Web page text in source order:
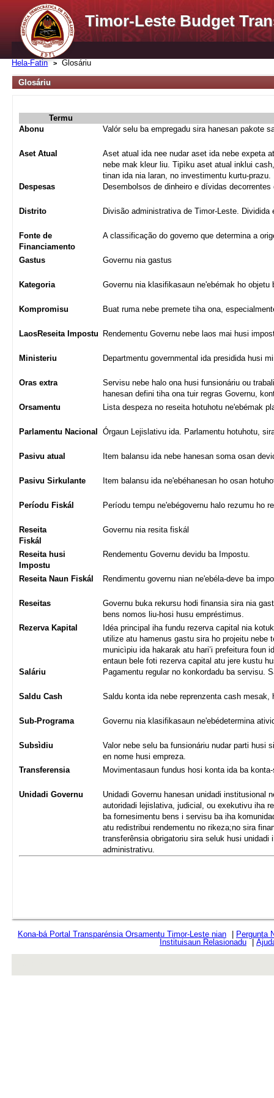
Timor-Leste Budget
Hela-Fatin Glosáriu
Glosáriu
Termu
Abonu
Valór selu ba empregadu sira hanesan pakote
Aset Atual
Aset atual ida nee nudar aset ida nebe expeta
nebe mak kleur liu. Tipìku aset atual inklui
tinan ida nia laran, no investimentu kurtu-prazu.
Despesas
Desembolsos de dinheiro e dívidas
Distrito Divisão administrativa de Timor-Leste.
Fonte de
Financiamento
A classificação do governo que determina a
Gastus Governu nia gastus
Kategoria Governu nia klasifikasaun ne'ebémak ho
Kompromisu Buat ruma nebe premete tiha ona,
LaosReseita Impostu Rendementu Governu nebe laos mai husi
Ministeriu Departmentu governmental ida presidida husi
Oras extra
Servisu nebe halo ona husi funsionáriu ou
hanesan defini tiha ona tuir regras Governu,
Orsamentu
Lista despeza no reseita hotuhotu ne'ebémak
Parlamentu Nacional Órgaun Lejislativu ida. Parlamentu hotuhotu,
Pasivu atual Item balansu ida nebe hanesan soma osan
Pasivu Sirkulante Item balansu ida ne'ebéhanesan ho osan
Períodu Fiskál Períodu tempu ne'ebégovernu halo rezumu ho
Reseita
Fiskál
Governu nia resita fiskál
Reseita husi
Impostu
Rendementu Governu devidu ba Impostu.
Reseita Naun Fiskál Rendimentu governu nian ne'ebéla-deve ba
Reseitas
Governu buka rekursu hodi finansia sira nia
bens nomos liu-hosi husu empréstimus.
Rezerva Kapital
Idéa principal iha fundu rezerva capital nia
utilize atu hamenus gastu sira ho projeitu nebe
municìpiu ida hakarak atu hari’i prefeitura foun
entaun bele foti rezerva capital atu jere kustu
Saláriu
Pagamentu regular no konkordadu ba servisu.
Saldu Cash Saldu konta ida nebe reprenzenta cash
Sub-Programa Governu nia klasifikasaun ne'ebédetermina
Subsìdiu
Valor nebe selu ba funsionáriu nudar parti husi
en nome husi empreza.
Transferensia
Movimentasaun fundus hosi konta ida ba
Unidadi Governu
Unidadi Governu hanesan unidadi institusional
autoridadi lejislativa, judicial, ou exekutivu iha
ba fornesimentu bens i servisu ba iha
atu redistribui rendementu no rikeza;no sira
transferênsia obrigatoriu sira seluk husi
administrativu.
Kona-bá Portal Transparénsia Orsamentu Timor-Leste nian
Pergunta
Instituisaun Relasionadu